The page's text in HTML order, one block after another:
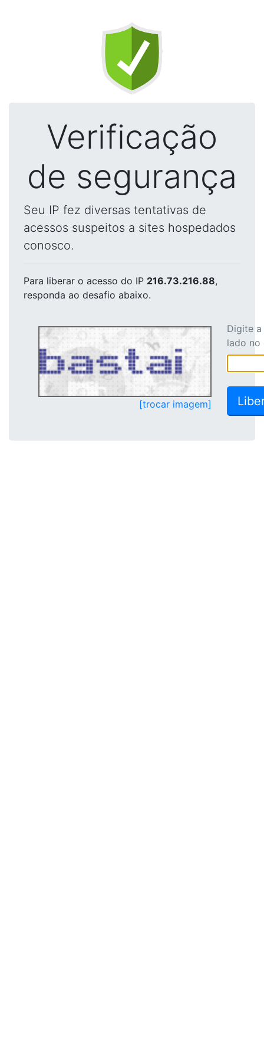
Verificação
de segurança
Seu IP fez diversas tentativas de
acessos suspeitos a sites hospedados
conosco.
Para liberar o acesso do IP 216.73.216.88,
responda ao desafio abaixo.
[trocar imagem]
Digite
lado no